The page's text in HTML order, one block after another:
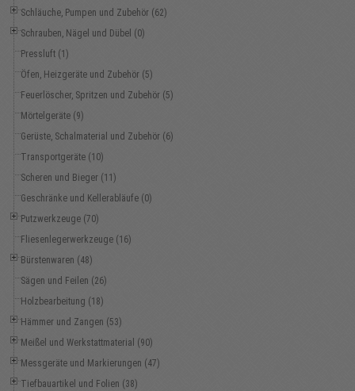
Schläuche, Pumpen und Zubehör (62)
Schrauben, Nägel und Dübel (0)
Pressluft (1)
Öfen, Heizgeräte und Zubehör (5)
Feuerlöscher, Spritzen und Zubehör (5)
Mörtelgeräte (9)
Gerüste, Schalmaterial und Zubehör (6)
Transportgeräte (10)
Scheren und Bieger (11)
Geschränke und Kellerabläufe (0)
Putzwerkzeuge (70)
Fliesenlegerwerkzeuge (16)
Bürstenwaren (48)
Sägen und Feilen (26)
Holzbearbeitung (18)
Hämmer und Zangen (53)
Meißel und Werkstattmaterial (90)
Messgeräte und Markierungen (47)
Tiefbauartikel und Folien (38)